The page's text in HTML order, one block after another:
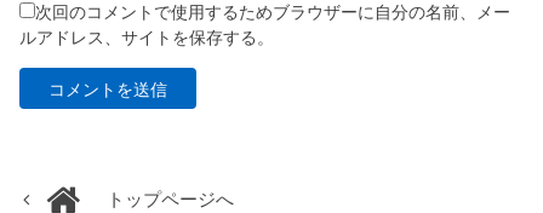
次回のコメントで使用するためブラウザーに自分の名前、メー
ルアドレス、サイトを保存する。
トップページへ